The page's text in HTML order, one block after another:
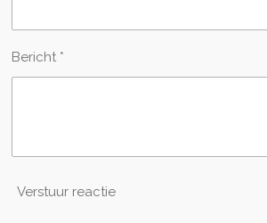
Bericht *
Verstuur reactie